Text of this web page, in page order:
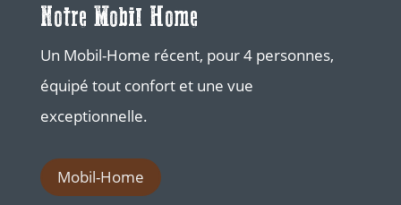
Notre Mobil Home
Un Mobil-Home récent, pour 4 personnes,
équipé tout confort et une vue
exceptionnelle.
Mobil-Home